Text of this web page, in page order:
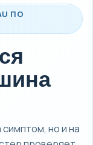
с выездом на
ПО
но и на